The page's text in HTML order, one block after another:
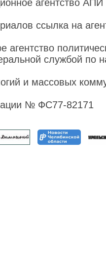
агентство
ссылка на
агентство
службой по
и массовых
№ ФС77-82171